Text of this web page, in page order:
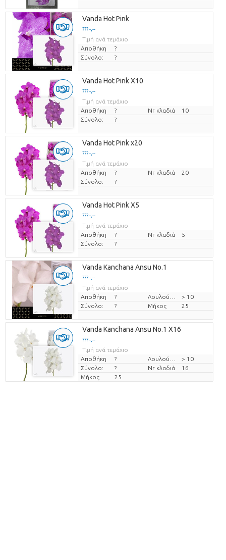
Vanda Hot Pink
??? -,--
Τιμή ανά τεμάχιο
Αποθήκη
?
Σύνολο:
?
Vanda Hot Pink X10
??? -,--
Τιμή ανά τεμάχιο
Αποθήκη
? Nr κλαδιά
10
Σύνολο:
?
Vanda Hot Pink x20
??? -,--
Τιμή ανά τεμάχιο
Αποθήκη
? Nr κλαδιά
20
Σύνολο:
?
Vanda Hot Pink X5
??? -,--
Τιμή ανά τεμάχιο
Αποθήκη
? Nr κλαδιά
5
Σύνολο:
?
Vanda Kanchana Ansu No.1
??? -,--
Τιμή ανά τεμάχιο
Αποθήκη
?
> 10
Σύνολο:
? Μήκος 25
Vanda Kanchana Ansu No.1 X16
??? -,--
Τιμή ανά τεμάχιο
Αποθήκη
?
> 10
Σύνολο:
? Nr κλαδιά
16
Μήκος
25